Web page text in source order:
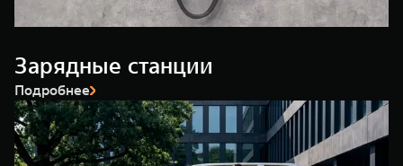
Зарядные станции
Подробнее